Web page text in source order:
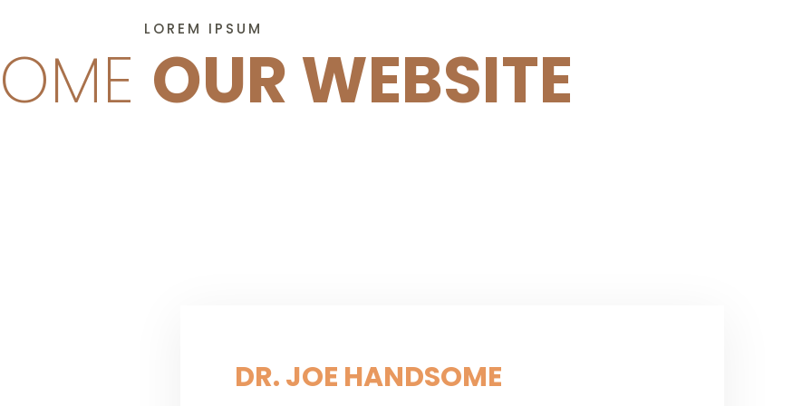
LOREM IPSUM
OUR WEBSITE
DR. JOE HANDSOME